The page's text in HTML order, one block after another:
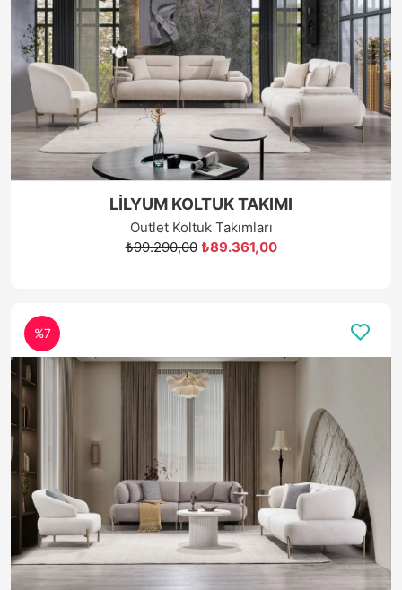
LİLYUM KOLTUK TAKIMI
Outlet Koltuk Takımları
₺99.290,00 ₺89.361,00
%7